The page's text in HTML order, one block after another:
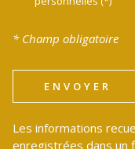
* Champ obligatoire
ENVOYER
Les informations
enregistrées dans un